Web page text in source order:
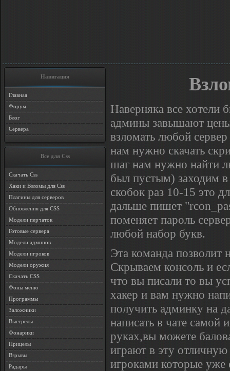
Навигация
Главная
Форум
Блог
Сервера
Все для Css
Скачать Css
Хаки и Взломы для Css
Плагины для серверов
Обновления для CSS
Модели перчаток
Готовые сервера
Модели админов
Модели игроков
Модели оружия
Скачать CSS
Фоны меню
Программы
Заложники
Выстрелы
Фонарики
Прицелы
Взрывы
Радары
Наверняка все хотели
админы завышают
взломать любой
нам нужно скачать
шаг нам нужно найти
был пустым) заходим
скобок раз 10-15 это
дальше пишет
поменяет пароль
любой набор букв.
Эта команда позволит
Скрываем консоль и
что вы писали то вы
хакер и вам нужно
получить админку на
написать в чате
руках,вы можете
играют в эту
игроками которые уже